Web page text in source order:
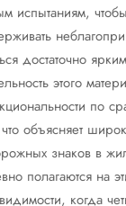
испытаниям,
достаточно
этого
по
объясняет
знаков в
полагаются на
когда